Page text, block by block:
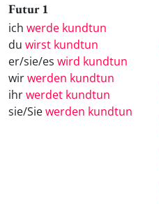
Futur 1
ich werde kundtun
du wirst kundtun
er/sie/es wird kundtun
wirwerden kundtun
ihrwerdet kundtun
sie/Siewerden kundtun